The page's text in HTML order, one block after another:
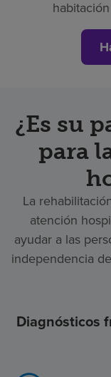
¿Es su
para
La
atención
ayudar a las
independencia
Diagnósticos